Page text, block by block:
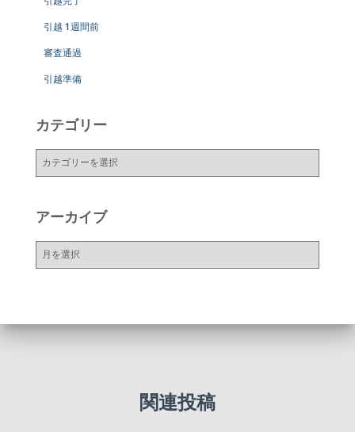
引越 1週間前
審査通過
引越準備
カテゴリー
ー
アーカイブ
ー
関連投稿